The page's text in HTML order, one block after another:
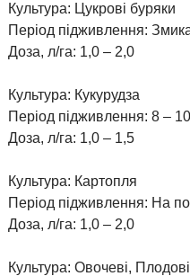
Культура: Цукрові буряки
Період підживлення:
Доза, л/га: 1,0 – 2,0
Культура: Кукурудза
Період підживлення: 8 – 10
Доза, л/га: 1,0 – 1,5
Культура: Картопля
Період підживлення: На
Доза, л/га: 1,0 – 2,0
Культура: Овочеві, Плодові